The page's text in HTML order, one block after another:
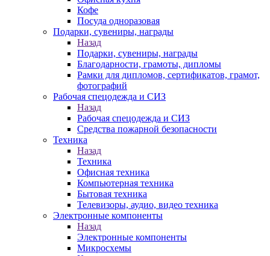
Кофе
Посуда одноразовая
Подарки, сувениры, награды
Назад
Подарки, сувениры, награды
Благодарности, грамоты, дипломы
Рамки для дипломов, сертификатов, грамот,
фотографий
Рабочая спецодежда и СИЗ
Назад
Рабочая спецодежда и СИЗ
Средства пожарной безопасности
Техника
Назад
Техника
Офисная техника
Компьютерная техника
Бытовая техника
Телевизоры, аудио, видео техника
Электронные компоненты
Назад
Электронные компоненты
Микросхемы